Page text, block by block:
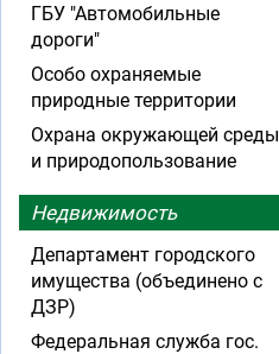
ГБУ "Автомобильные
дороги"
Особо охраняемые
природные территории
Охрана окружающей среды
и природопользование
Недвижимость
Департамент городского
имущества (объединено с
ДЗР)
Федеральная служба гос.